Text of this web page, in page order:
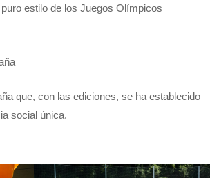
estilo de los Juegos Olímpicos
que, con las ediciones, se ha establecido
social única.